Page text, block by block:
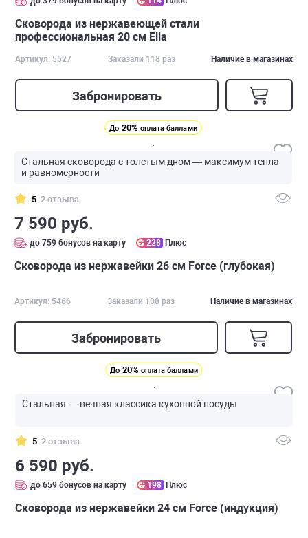
Сковорода из нержавеющей стали
профессиональная 20 см Elia
Артикул: 5527 Заказали 118 раз Наличие в магазинах
Забронировать
До 20% оплата баллами
Стальная сковорода с толстым дном — максимум тепла
и равномерности
5 2 отзыва
7 590 руб.
до 759 бонусов на карту 228 Плюс
Сковорода из нержавейки 26 см Force (глубокая)
Артикул: 5466 Заказали 108 раз Наличие в магазинах
Забронировать
До 20% оплата баллами
Стальная — вечная классика кухонной посуды
5 2 отзыва
6 590 руб.
до 659 бонусов на карту 198 Плюс
Сковорода из нержавейки 24 см Force (индукция)